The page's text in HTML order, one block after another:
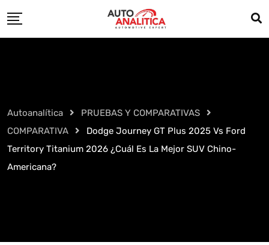
to
Autoanalítica
PRUEBAS Y COMPARATIVAS
COMPARATIVA
Dodge Journey GT Plus 2025 Vs Ford
Territory Titanium 2026 ¿Cuál Es La Mejor SUV Chino-
Americana?